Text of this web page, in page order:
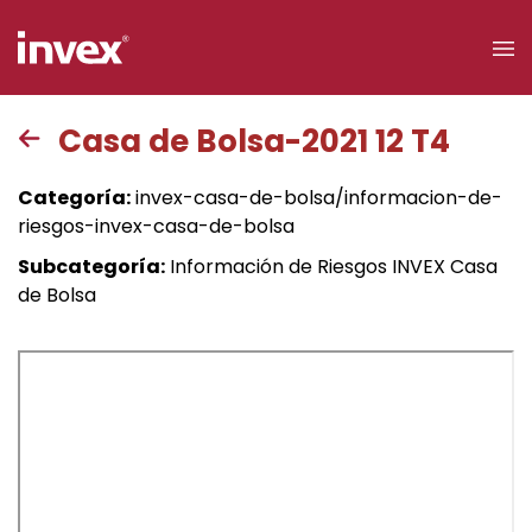
Acceso a
clientes
Buscar
Casa de Bolsa-2021 12 T4
Categoría:invex-casa-de-bolsa/informacion-de-
riesgos-invex-casa-de-bolsa
Subcategoría: Información de Riesgos INVEX Casa
de Bolsa